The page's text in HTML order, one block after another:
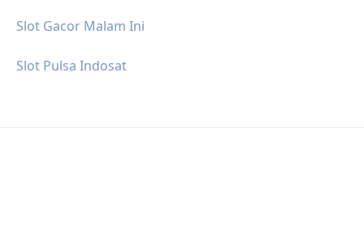
Slot Gacor Malam Ini
Slot Pulsa Indosat